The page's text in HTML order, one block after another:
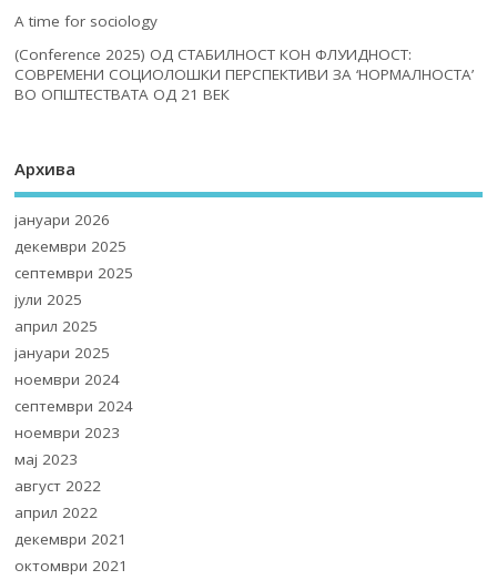
A time for sociology
(Conference 2025) ОД СТАБИЛНОСТ КОН ФЛУИДНОСТ:
СОВРЕМЕНИ СОЦИОЛОШКИ ПЕРСПЕКТИВИ ЗА ‘НОРМАЛНОСТА’
ВО ОПШТЕСТВАТА ОД 21 ВЕК
Архива
јануари 2026
декември 2025
септември 2025
јули 2025
април 2025
јануари 2025
ноември 2024
септември 2024
ноември 2023
мај 2023
август 2022
април 2022
декември 2021
октомври 2021